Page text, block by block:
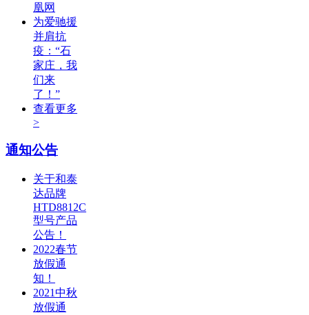
凰网
为爱驰援
并肩抗
疫：“石
家庄，我
们来
了！”
查看更多
>
通知公告
关于和泰
达品牌
HTD8812C
型号产品
公告！
2022春节
放假通
知！
2021中秋
放假通